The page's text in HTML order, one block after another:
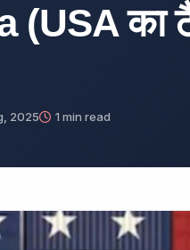
का
2025 1 min read